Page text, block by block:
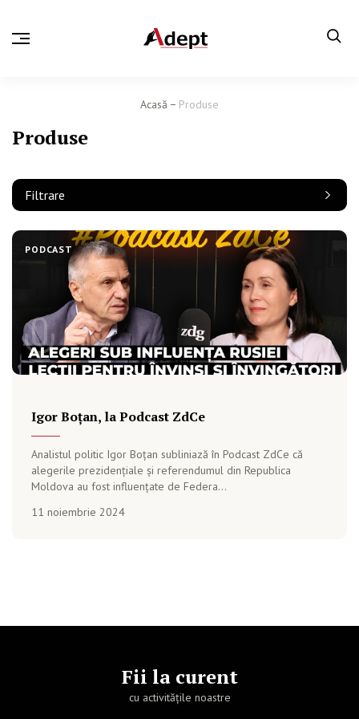
Acasă Produse
Produse
Filtrare
PODCAST
Igor Boțan, la Podcast ZdCe
Analistul politic Igor Boțan subliniază în Podcast ZdCe că
alegerile prezidențiale și referendumul din Republica
Moldova au fost influențate de Federa...
11 noiembrie 2024
Fii la curent
cu activitățile noastre